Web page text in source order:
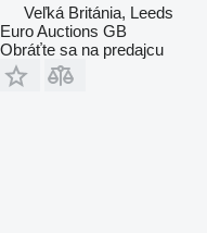
Veľká Británia, Leeds
Euro Auctions GB
Obráťte sa na predajcu